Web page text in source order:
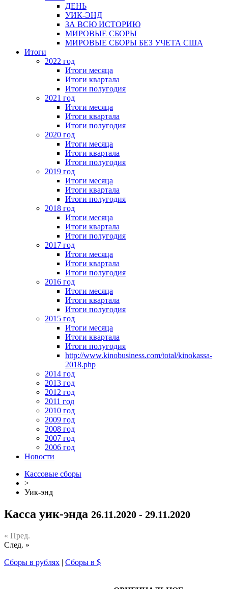
ДЕНЬ
УИК-ЭНД
ЗА ВСЮ ИСТОРИЮ
МИРОВЫЕ СБОРЫ
МИРОВЫЕ СБОРЫ БЕЗ УЧЕТА США
Итоги
2022 год
Итоги месяца
Итоги квартала
Итоги полугодия
2021 год
Итоги месяца
Итоги квартала
Итоги полугодия
2020 год
Итоги месяца
Итоги квартала
Итоги полугодия
2019 год
Итоги месяца
Итоги квартала
Итоги полугодия
2018 год
Итоги месяца
Итоги квартала
Итоги полугодия
2017 год
Итоги месяца
Итоги квартала
Итоги полугодия
2016 год
Итоги месяца
Итоги квартала
Итоги полугодия
2015 год
Итоги месяца
Итоги квартала
Итоги полугодия
http://www.kinobusiness.com/total/kinokassa-
2018.php
2014 год
2013 год
2012 год
2011 год
2010 год
2009 год
2008 год
2007 год
2006 год
Новости
Кассовые сборы
>
Уик-энд
Касса уик-энда 26.11.2020 - 29.11.2020
« Пред.
След. »
Сборы в рублях | Сборы в $